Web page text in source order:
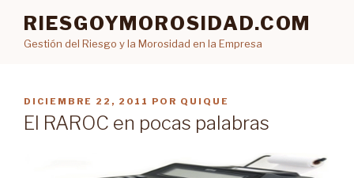
contenido
RIESGOYMOROSIDAD.COM
Gestión del Riesgo y la Morosidad en la Empresa
PUBLICADO
EN
DICIEMBRE 22, 2011 POR QUIQUE
El RAROC en pocas palabras